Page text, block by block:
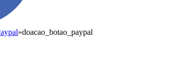
»doacao_botao_paypal